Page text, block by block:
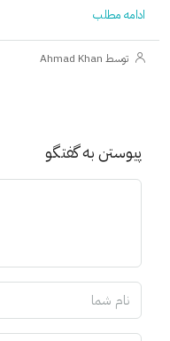
ادامه مطلب
توسط Ahmad Khan
پیوستن به گفتگو